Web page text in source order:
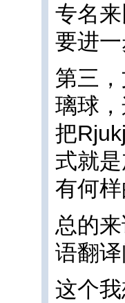
专名
要进一
第三
璃球
把
式就
有何样
总的
语翻
这个